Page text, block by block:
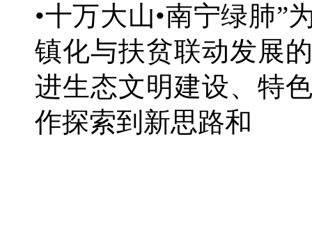
•十万大山•南宁绿肺”
镇化与扶贫联动发展
进生态文明建设、特
作探索到新思路和